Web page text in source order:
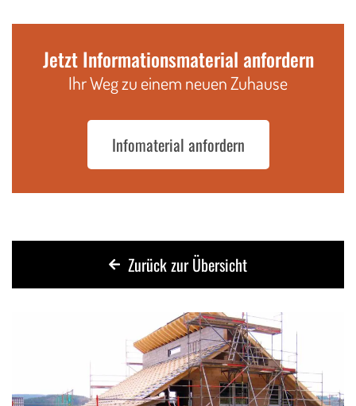
Jetzt Informationsmaterial anfordern
Ihr Weg zu einem neuen Zuhause
Infomaterial anfordern
Zurück zur Übersicht